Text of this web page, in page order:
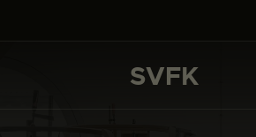
SVFK
SVFK